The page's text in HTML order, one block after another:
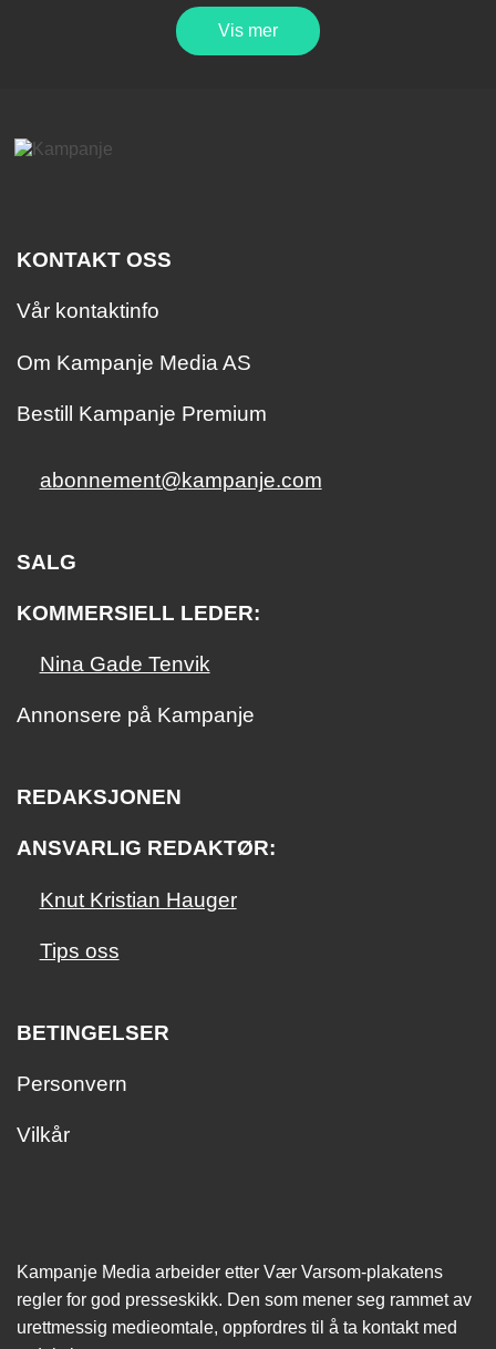
Vis mer
KONTAKT OSS
Vår kontaktinfo
Om Kampanje Media AS
Bestill Kampanje Premium
abonnement@kampanje.com
SALG
KOMMERSIELL LEDER:
Nina Gade Tenvik
Annonsere på Kampanje
REDAKSJONEN
ANSVARLIG REDAKTØR:
Knut Kristian Hauger
Tips oss
BETINGELSER
Personvern
Vilkår
Kampanje Media arbeider etter Vær Varsom-plakatens
regler for god presseskikk. Den som mener seg rammet av
urettmessig medie­omtale, oppfordres til å ta kontakt med